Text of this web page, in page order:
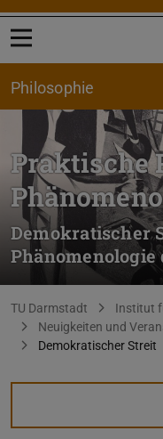
Menü öffnen
Philosophie
Praktische
Demokratischer
Phänomenologie
Sie befinden sich hier:
TU Darmstadt
Institut
Neuigkeiten und
Demokratischer Streit